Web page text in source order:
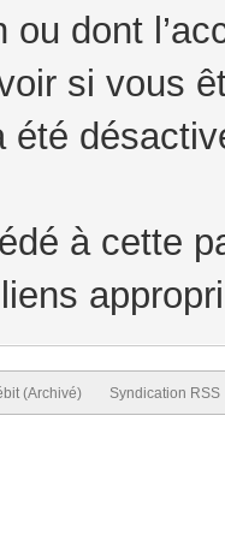
ou dont
si vous
été
à cette
(Archivé) Syndication RSS